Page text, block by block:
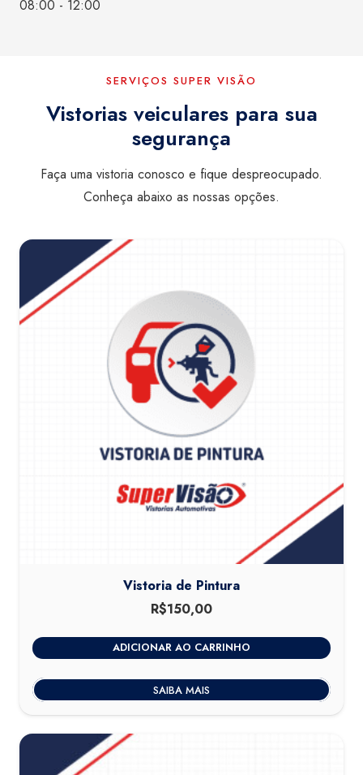
08:00 - 12:00
SERVIÇOS SUPER VISÃO
Vistorias veiculares para sua
segurança
Faça uma vistoria conosco e fique despreocupado.
Conheça abaixo as nossas opções.
Vistoria de Pintura
R$150,00
ADICIONAR AO CARRINHO
SAIBA MAIS